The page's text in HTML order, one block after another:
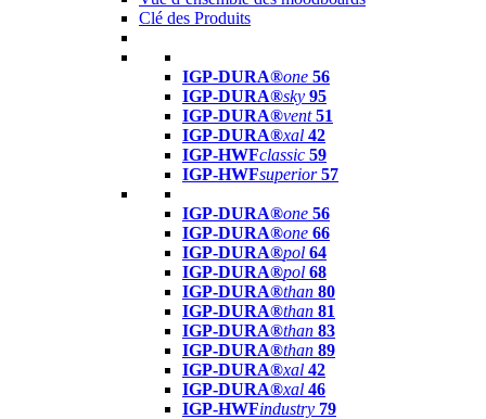
Clé des Produits
IGP-DURA®one 56
IGP-DURA®sky 95
IGP-DURA®vent 51
IGP-DURA®xal 42
IGP-HWFclassic 59
IGP-HWFsuperior 57
IGP-DURA®one 56
IGP-DURA®one 66
IGP-DURA®pol 64
IGP-DURA®pol 68
IGP-DURA®than 80
IGP-DURA®than 81
IGP-DURA®than 83
IGP-DURA®than 89
IGP-DURA®xal 42
IGP-DURA®xal 46
IGP-HWFindustry 79